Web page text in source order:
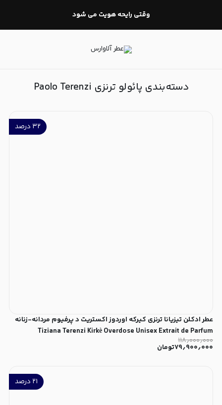
وقتی رایحه هویت می شود
دسته‌بندی پائولو ترنزی Paolo Terenzi
۳۲ درصد
عطر ادکلن تیزیانا ترنزی کیرکه اوردوز اکستریت د پرفیوم مردانه-زنانه
Tiziana Terenzi Kirkè Overdose Unisex Extrait de Parfum
۱۱۸٫۰۰۰٫۰۰۰
۷۹٫۹۰۰٫۰۰۰تومان
۲۱ درصد